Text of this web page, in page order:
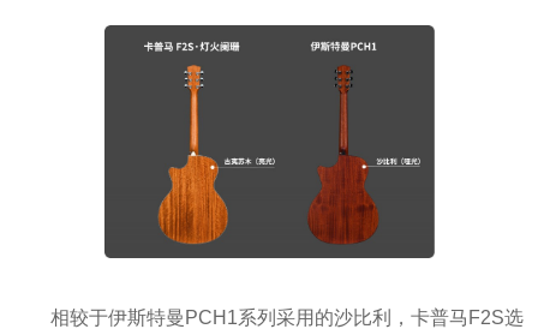
相较于伊斯特曼PCH1系列采用的沙比利，卡普马F2S选